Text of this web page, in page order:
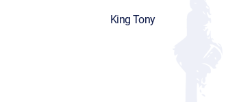
King Tony